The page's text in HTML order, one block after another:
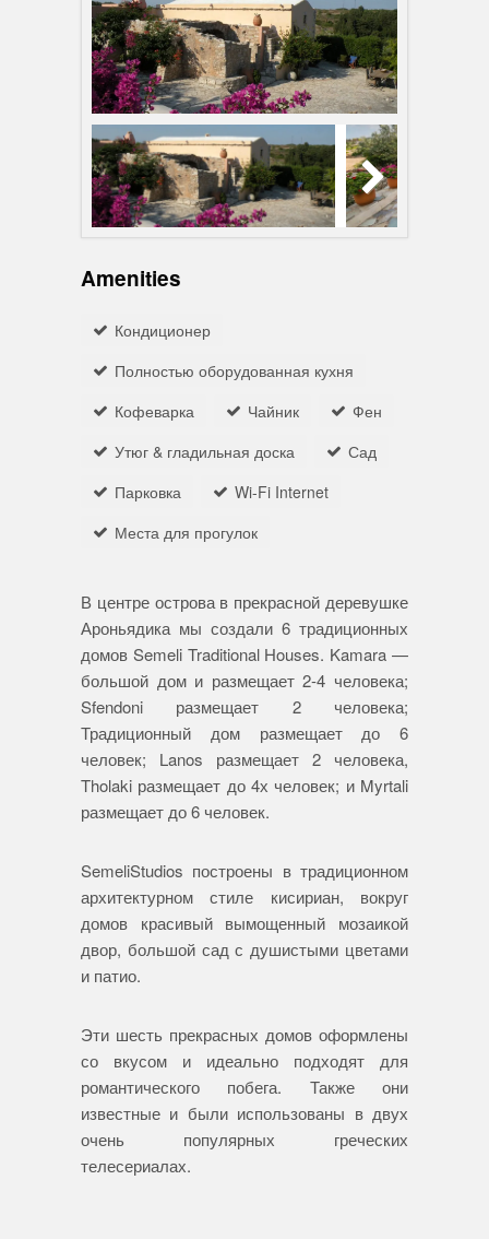
Amenities
Кондиционер
Полностью оборудованная кухня
Кофеварка
Чайник
Фен
Утюг & гладильная доска
Сад
Парковка
Wi-Fi Internet
Места для прогулок
В центре острова в прекрасной деревушке
Ароньядика мы создали 6 традиционных
домов Semeli Traditional Houses. Kamara —
большой дом и размещает 2-4 человека;
Sfendoni размещает 2 человека;
Традиционный дом размещает до 6
человек; Lanos размещает 2 человека,
Tholaki размещает до 4х человек; и Myrtali
размещает до 6 человек.
SemeliStudios построены в традиционном
архитектурном стиле кисириан, вокруг
домов красивый вымощенный мозаикой
двор, большой сад с душистыми цветами
и патио.
Эти шесть прекрасных домов оформлены
со вкусом и идеально подходят для
романтического побега. Также они
известные и были использованы в двух
очень популярных греческих
телесериалах.